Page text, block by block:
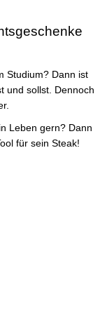
Studium? Dann ist
und sollst. Dennoch
Leben gern? Dann
für sein Steak!